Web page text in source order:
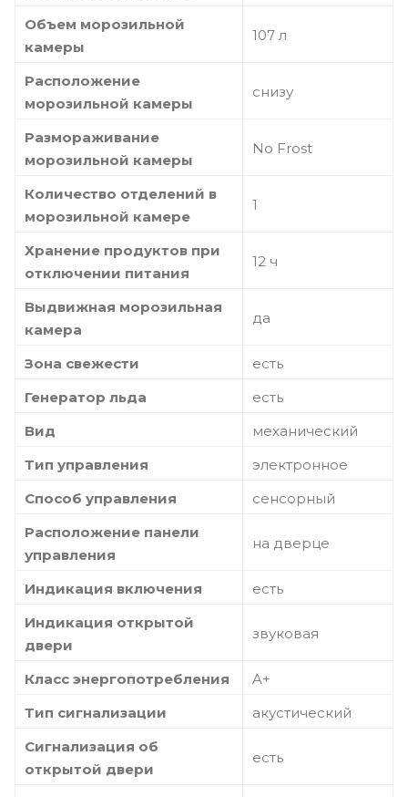
Объем морозильной
камеры
107 л
Расположение
морозильной камеры
снизу
Размораживание
морозильной камеры
No Frost
Количество отделений в
морозильной камере
1
Хранение продуктов при
отключении питания
12 ч
Выдвижная морозильная
камера
да
Зона свежести
есть
Генератор льда
есть
Вид
механический
Тип управления
электронное
Способ управления
сенсорный
Расположение панели
управления
на дверце
Индикация включения
есть
Индикация открытой
двери
звуковая
Класс энергопотребления
A+
Тип сигнализации
акустический
Сигнализация об
открытой двери
есть